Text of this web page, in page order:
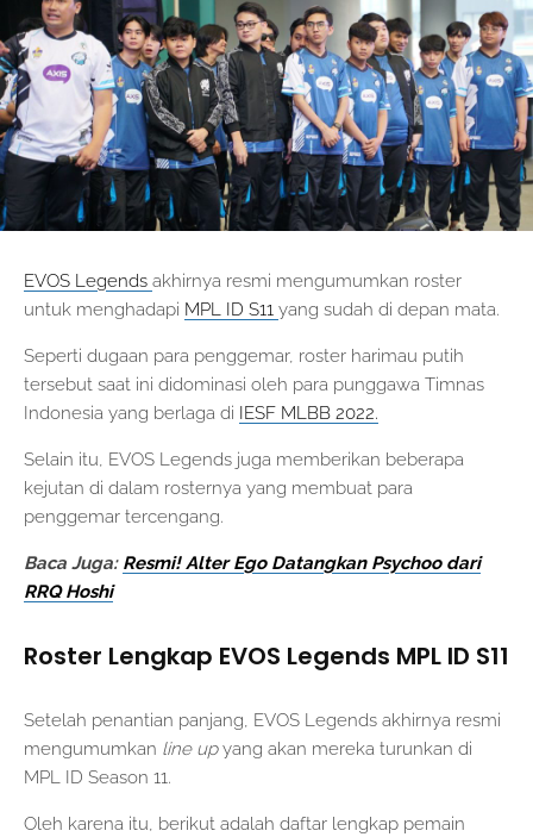
EVOS Legends akhirnya resmi mengumumkan roster
untuk menghadapi MPL ID S11 yang sudah di depan mata.
Seperti dugaan para penggemar, roster harimau putih
tersebut saat ini didominasi oleh para punggawa Timnas
Indonesia yang berlaga di
IESF MLBB 2022.
Selain itu, EVOS Legends juga memberikan beberapa
kejutan di dalam rosternya yang membuat para
penggemar tercengang.
Baca Juga: Resmi! Alter Ego Datangkan Psychoo dari
RRQ Hoshi
Roster Lengkap EVOS Legends MPL ID S11
Setelah penantian panjang, EVOS Legends akhirnya resmi
mengumumkan line upyang akan mereka turunkan di
MPL ID Season 11.
Oleh karena itu, berikut adalah daftar lengkap pemain